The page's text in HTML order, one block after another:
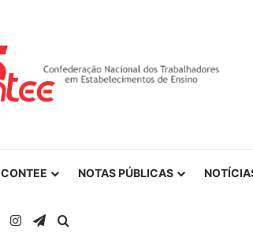
CONTEE NOTAS PÚBLICAS
YouTubeInstagramTelegram